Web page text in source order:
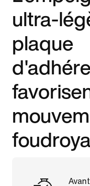
ultra-
plaque